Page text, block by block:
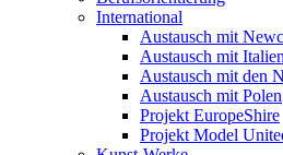
International
Austausch mit
Austausch mit Italien
Austausch mit den
Austausch mit Polen
Projekt EuropeShire
Projekt Model